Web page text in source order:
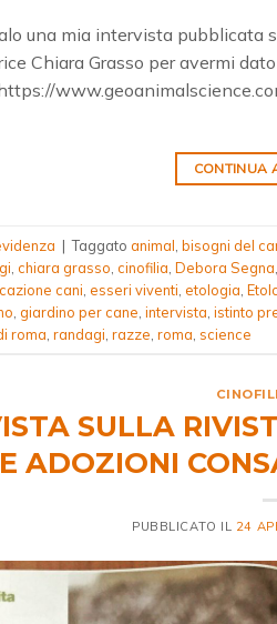
una mia intervista pubblicata
Chiara Grasso per avermi
CONTINUA
| Taggato animal bisogni del
chiara grasso cinofilia Debora Segna
cani esseri viventi etologia
giardino per cane intervista istinto
roma randagi razze roma science
SULLA
ADOZIONI
PUBBLICATO IL 24